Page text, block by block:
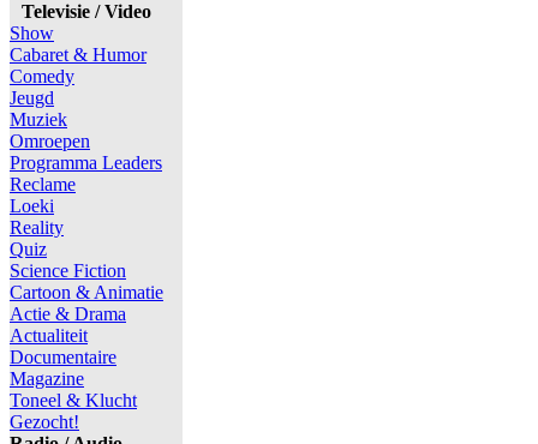
Televisie / Video
Show
Cabaret & Humor
Comedy
Jeugd
Muziek
Omroepen
Programma Leaders
Reclame
Loeki
Reality
Quiz
Science Fiction
Cartoon & Animatie
Actie & Drama
Actualiteit
Documentaire
Magazine
Toneel & Klucht
Gezocht!